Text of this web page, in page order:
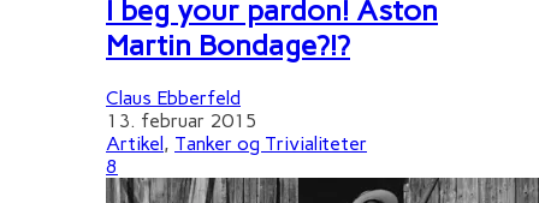
I beg your pardon! Aston
Martin Bondage?!?
Claus Ebberfeld
13. februar 2015
Artikel, Tanker og Trivialiteter
8